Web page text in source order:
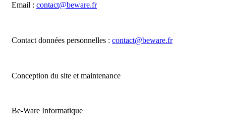
Email : contact@beware.fr
Contact données personnelles : contact@beware.fr
Conception du site et maintenance
Be-Ware Informatique